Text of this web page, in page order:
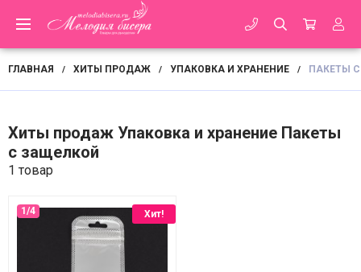
ГЛАВНАЯ / ХИТЫ ПРОДАЖ / УПАКОВКА И ХРАНЕНИЕ / ПАКЕТЫ
Хиты продаж Упаковка и хранение Пакеты
с защелкой
1 товар
Хит!